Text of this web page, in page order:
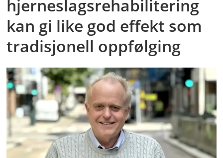
hjerneslagsrehabilitering
kan gi like god effekt som
tradisjonell oppfølging